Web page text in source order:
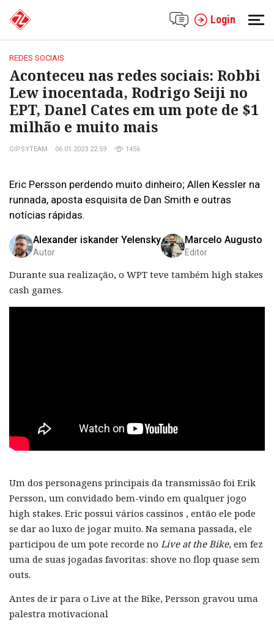
Login
REDES SOCIAIS
Aconteceu nas redes sociais: Robbi
Lew inocentada, Rodrigo Seiji no
EPT, Danel Cates em um pote de $1
milhão e muito mais
GIPSYTEAM 06.01.2023 22:59 1456
Eric Persson perdendo muito dinheiro; Allen Kessler na
runnada, aposta esquisita de Dan Smith e outras
notícias rápidas.
Alexander iskander Yelensky
Autor
Marcelo Augusto
Editor
Durante sua realização, o WPT teve também high stakes
cash games.
Um dos personagens principais da transmissão foi Erik
Persson, um convidado bem-vindo em qualquer jogo
high stakes. Eric possui vários cassinos , então ele pode
se dar ao luxo de jogar muito. Na semana passada, ele
participou de um pote recorde no Live at the Bike, em fez
uma de suas jogadas favoritas: shove no flop quase sem
outs.
Antes de ir para o Live at the Bike, Persson gravou uma
palestra motivacional